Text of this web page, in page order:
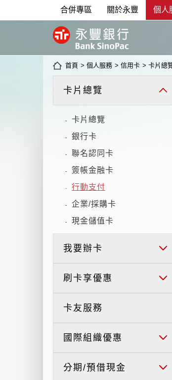
合併專區 關於永豐 個人
首頁 > 個人服務 > 信用卡 > 卡片總
卡片總覽
- 卡片總覽
- 銀行卡
- 聯名認同卡
- 簽帳金融卡
- 行動支付
- 企業/採購卡
- 現金儲值卡
我要辦卡
刷卡享優惠
卡友服務
國際組織優惠
分期/預借現金